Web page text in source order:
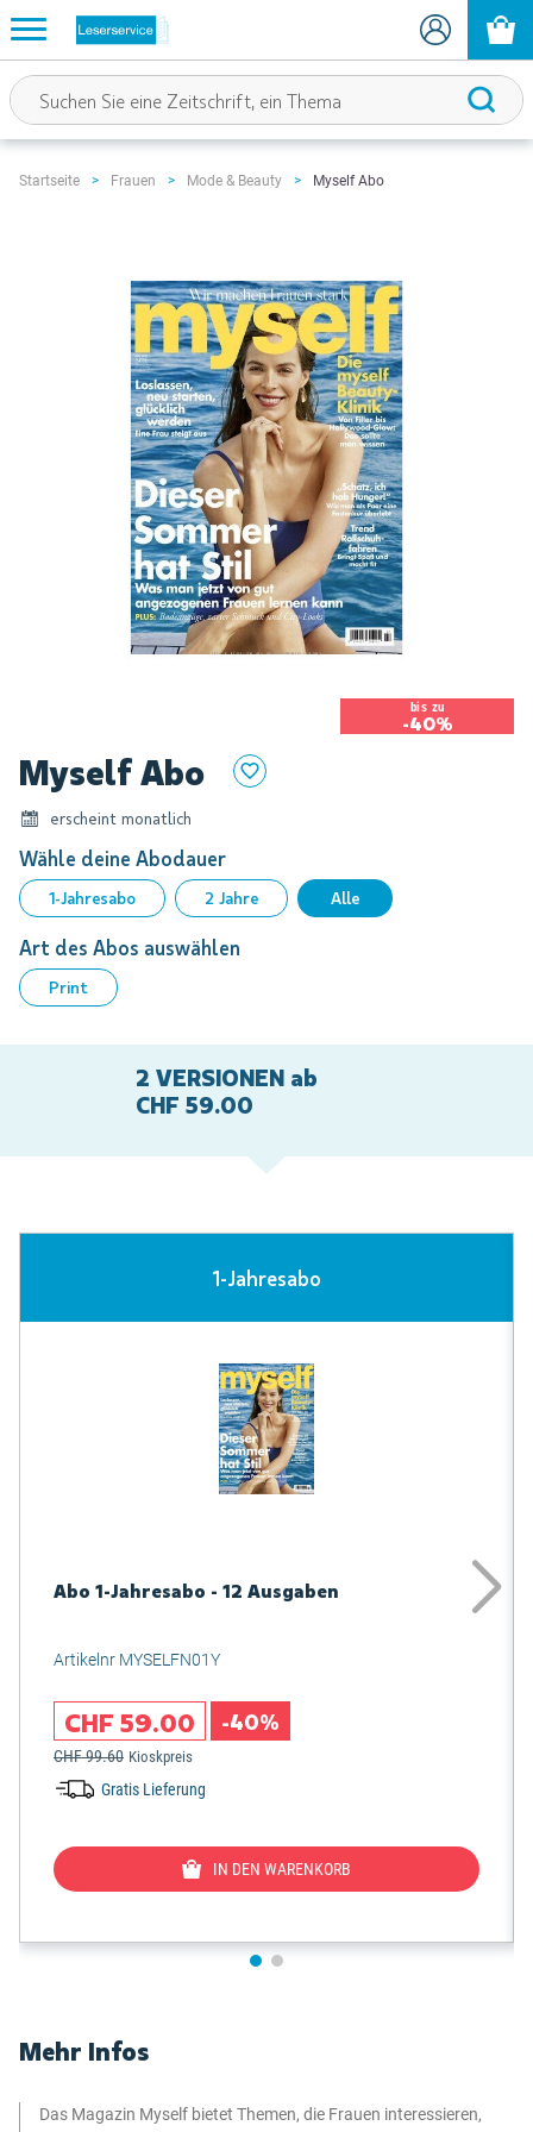
Startseite Frauen Mode & Beauty Myself Abo
bis zu
-40%
Anfang
Bildgalerie
springen
Myself Abo
erscheint monatlich
Wähle deine Abodauer
1-Jahresabo 2 Jahre Alle
Art des Abos auswählen
Print
2 VERSIONEN ab
CHF 59.00
1-Jahresabo
Abo 1-Jahresabo - 12 Ausgaben
Artikelnr MYSELFN01Y
CHF 59.00 -40%
CHF 99.60 Kioskpreis
Gratis Lieferung
IN DEN WARENKORB
Mehr Infos
Das Magazin Myself bietet Themen, die Frauen interessieren,